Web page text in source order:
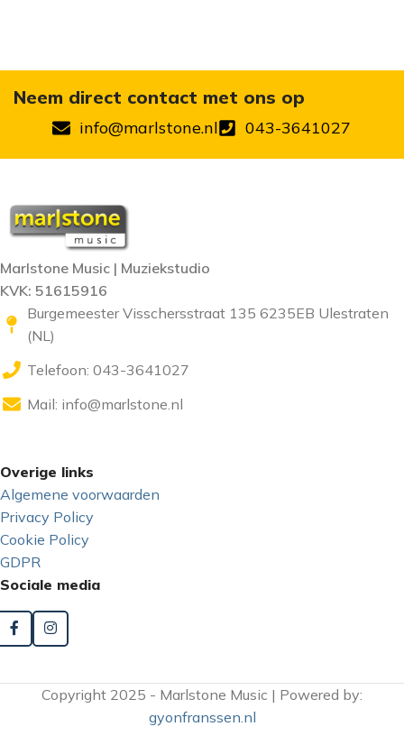
Neem direct contact met ons op
info@marlstone.nl 043-3641027
Marlstone Music | Muziekstudio
KVK: 51615916
Burgemeester Visschersstraat 135 6235EB Ulestraten
(NL)
Telefoon: 043-3641027
Mail: info@marlstone.nl
Overige links
Algemene voorwaarden
Privacy Policy
Cookie Policy
GDPR
Sociale media
Copyright 2025 - Marlstone Music | Powered by:
gyonfranssen.nl